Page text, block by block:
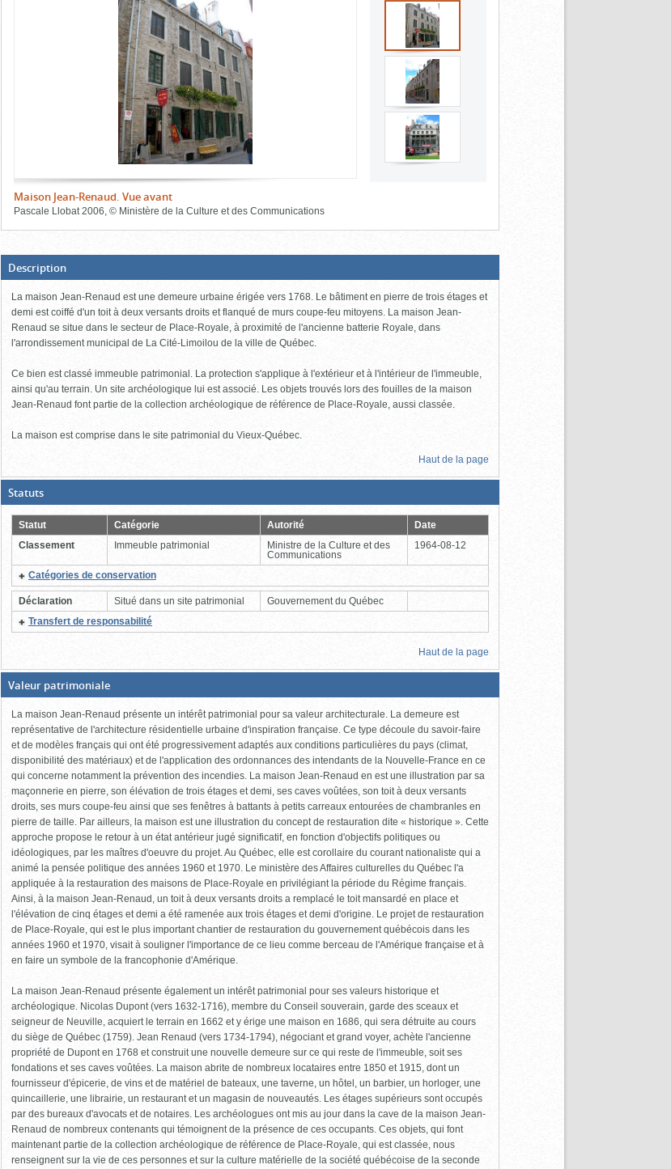
le
contenu)
Maison Jean-Renaud. Vue avant
Pascale Llobat 2006, © Ministère de la Culture et des Communications
bloc
d'onglets
Description(Boite
ouverte,
cliquer
pour
fermer)
La maison Jean-Renaud est une demeure urbaine érigée vers 1768. Le bâtiment en pierre de trois étages et
demi est coiffé d'un toit à deux versants droits et flanqué de murs coupe-feu mitoyens. La maison Jean-
Renaud se situe dans le secteur de Place-Royale, à proximité de l'ancienne batterie Royale, dans
l'arrondissement municipal de La Cité-Limoilou de la ville de Québec.
Ce bien est classé immeuble patrimonial. La protection s'applique à l'extérieur et à l'intérieur de l'immeuble,
ainsi qu'au terrain. Un site archéologique lui est associé. Les objets trouvés lors des fouilles de la maison
Jean-Renaud font partie de la collection archéologique de référence de Place-Royale, aussi classée.
La maison est comprise dans le site patrimonial du Vieux-Québec.
Haut de la page
Statuts(Boite
ouverte,
cliquer
pour
fermer)
Statut Catégorie Autorité
Date
Classement
Immeuble patrimonial
Ministre de la Culture et des
Communications
1964-08-12
Catégories de conservation(Cliquer
pour
plus
d'information)
Déclaration Situé dans un site patrimonial
Gouvernement du Québec
Transfert de responsabilité(Cliquer
pour
Haut de la page
Valeur patrimoniale(Boite
fermée,
cliquer
pour
ouvrir)
La maison Jean-Renaud présente un intérêt patrimonial pour sa valeur architecturale. La demeure est
représentative de l'architecture résidentielle urbaine d'inspiration française. Ce type découle du savoir-faire
et de modèles français qui ont été progressivement adaptés aux conditions particulières du pays (climat,
disponibilité des matériaux) et de l'application des ordonnances des intendants de la Nouvelle-France en ce
qui concerne notamment la prévention des incendies. La maison Jean-Renaud en est une illustration par sa
maçonnerie en pierre, son élévation de trois étages et demi, ses caves voûtées, son toit à deux versants
droits, ses murs coupe-feu ainsi que ses fenêtres à battants à petits carreaux entourées de chambranles en
pierre de taille. Par ailleurs, la maison est une illustration du concept de restauration dite « historique ». Cette
approche propose le retour à un état antérieur jugé significatif, en fonction d'objectifs politiques ou
idéologiques, par les maîtres d'oeuvre du projet. Au Québec, elle est corollaire du courant nationaliste qui a
animé la pensée politique des années 1960 et 1970. Le ministère des Affaires culturelles du Québec l'a
appliquée à la restauration des maisons de Place-Royale en privilégiant la période du Régime français.
Ainsi, à la maison Jean-Renaud, un toit à deux versants droits a remplacé le toit mansardé en place et
l'élévation de cinq étages et demi a été ramenée aux trois étages et demi d'origine. Le projet de restauration
de Place-Royale, qui est le plus important chantier de restauration du gouvernement québécois dans les
années 1960 et 1970, visait à souligner l'importance de ce lieu comme berceau de l'Amérique française et à
en faire un symbole de la francophonie d'Amérique.
La maison Jean-Renaud présente également un intérêt patrimonial pour ses valeurs historique et
archéologique. Nicolas Dupont (vers 1632-1716), membre du Conseil souverain, garde des sceaux et
seigneur de Neuville, acquiert le terrain en 1662 et y érige une maison en 1686, qui sera détruite au cours
du siège de Québec (1759). Jean Renaud (vers 1734-1794), négociant et grand voyer, achète l'ancienne
propriété de Dupont en 1768 et construit une nouvelle demeure sur ce qui reste de l'immeuble, soit ses
fondations et ses caves voûtées. La maison abrite de nombreux locataires entre 1850 et 1915, dont un
fournisseur d'épicerie, de vins et de matériel de bateaux, une taverne, un hôtel, un barbier, un horloger, une
quincaillerie, une librairie, un restaurant et un magasin de nouveautés. Les étages supérieurs sont occupés
par des bureaux d'avocats et de notaires. Les archéologues ont mis au jour dans la cave de la maison Jean-
Renaud de nombreux contenants qui témoignent de la présence de ces occupants. Ces objets, qui font
maintenant partie de la collection archéologique de référence de Place-Royale, qui est classée, nous
renseignent sur la vie de ces personnes et sur la culture matérielle de la société québécoise de la seconde